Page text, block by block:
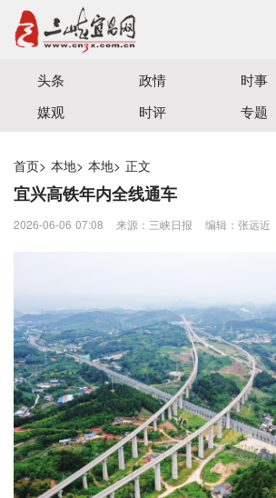
宜昌三峡融媒体中心主办
头条 政情 时事
媒观
时评 专题
首页> 本地> 本地> 正文
宜兴高铁年内全线通车
2026-06-06 07:08 来源：三峡日报 编辑：张远近